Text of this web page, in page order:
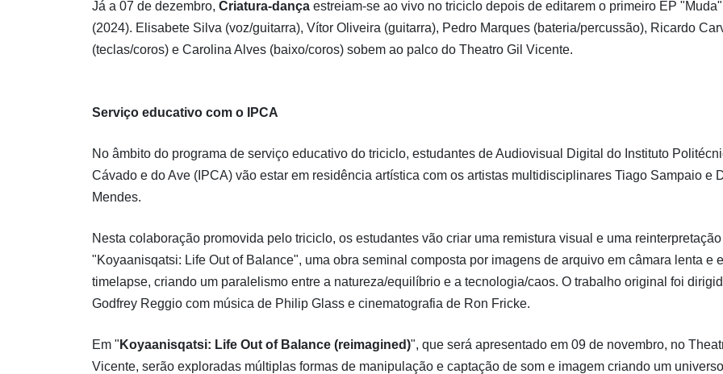
Já a 07 de dezembro, Criatura-dança estreiam-se ao vivo no triciclo depois de editarem o primeiro EP "Muda"
(2024). Elisabete Silva (voz/guitarra), Vítor Oliveira (guitarra), Pedro Marques (bateria/percussão), Ricardo
(teclas/coros) e Carolina Alves (baixo/coros) sobem ao palco do Theatro Gil Vicente.
Serviço educativo com o IPCA
No âmbito do programa de serviço educativo do triciclo, estudantes de Audiovisual Digital do Instituto
Cávado e do Ave (IPCA) vão estar em residência artística com os artistas multidisciplinares Tiago Sampaio e
Mendes.
Nesta colaboração promovida pelo triciclo, os estudantes vão criar uma remistura visual e uma
"Koyaanisqatsi: Life Out of Balance", uma obra seminal composta por imagens de arquivo em câmara lenta e
timelapse, criando um paralelismo entre a natureza/equilíbrio e a tecnologia/caos. O trabalho original foi
Godfrey Reggio com música de Philip Glass e cinematografia de Ron Fricke.
Em " Koyaanisqatsi: Life Out of Balance (reimagined)", que será apresentado em 09 de novembro, no
Vicente, serão exploradas múltiplas formas de manipulação e captação de som e imagem criando um universo